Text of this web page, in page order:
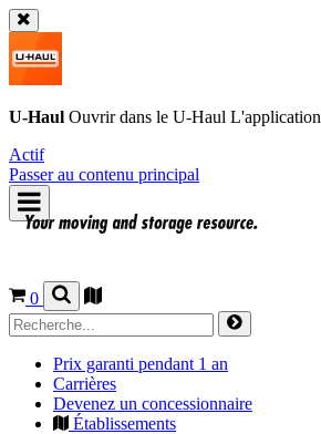
U-Haul Ouvrir dans le U-Haul L'application
Actif
Passer au contenu principal
0
Prix garanti pendant 1 an
Carrières
Devenez un concessionnaire
Établissements